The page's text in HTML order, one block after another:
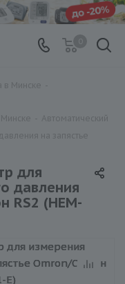
для
давления
RS2 (HEM-